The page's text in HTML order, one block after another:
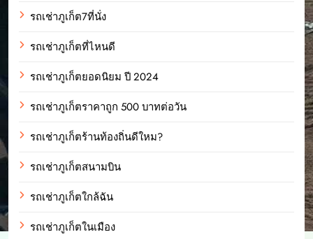
รถเช่าภูเก็ต7ที่นั่ง
รถเช่าภูเก็ตที่ไหนดี
รถเช่าภูเก็ตยอดนิยม ปี 2024
รถเช่าภูเก็ตราคาถูก 500 บาทต่อวัน
รถเช่าภูเก็ตร้านท้องถิ่นดีใหม?
รถเช่าภูเก็ตสนามบิน
รถเช่าภูเก็ตใกล้ฉัน
รถเช่าภูเก็ตในเมือง